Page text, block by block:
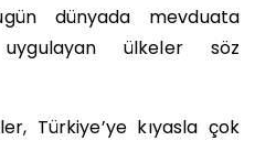
dünyada mevduata
ülkeler söz
Türkiye’ye kıyasla çok